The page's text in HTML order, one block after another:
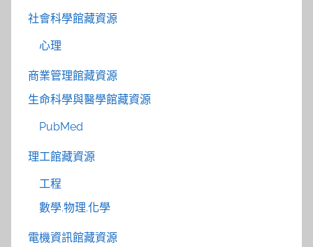
社會科學館藏資源
心理
商業管理館藏資源
生命科學與醫學館藏資源
PubMed
理工館藏資源
工程
數學.物理.化學
電機資訊館藏資源